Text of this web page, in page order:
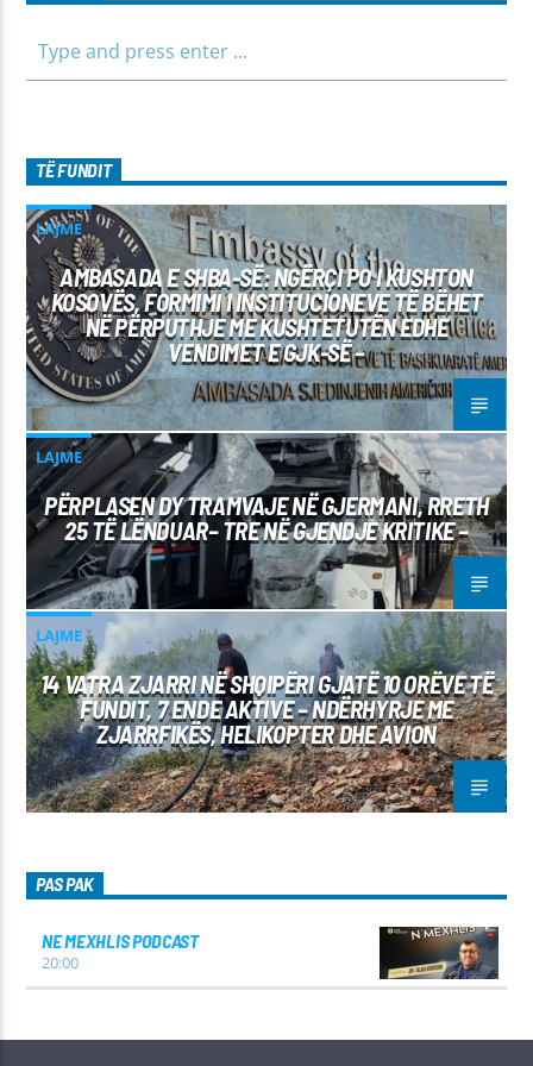
TË FUNDIT
LAJME
AMBASADA E SHBA-SË: NGËRÇI PO I KUSHTON
KOSOVËS, FORMIMI I INSTITUCIONEVE TË BËHET
NË PËRPUTHJE ME KUSHTETUTËN EDHE
VENDIMET E GJK-SË –
LAJME
PËRPLASEN DY TRAMVAJE NË GJERMANI, RRETH
25 TË LËNDUAR– TRE NË GJENDJE KRITIKE –
LAJME
14 VATRA ZJARRI NË SHQIPËRI GJATË 10 ORËVE TË
FUNDIT, 7 ENDE AKTIVE – NDËRHYRJE ME
ZJARRFIKËS, HELIKOPTER DHE AVION
PAS PAK
NE MEXHLIS PODCAST
20:00